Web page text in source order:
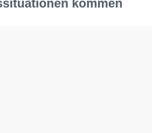
kommen